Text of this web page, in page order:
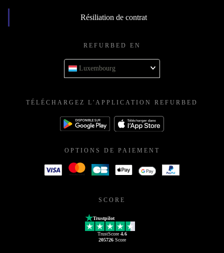
Résiliation de contrat
REFURBED EN
Luxembourg
TÉLÉCHARGEZ L'APPLICATION REFURBED
OPTIONS DE PAIEMENT
SCORE
Trustpilot
TrustScore 4.6
205726Score